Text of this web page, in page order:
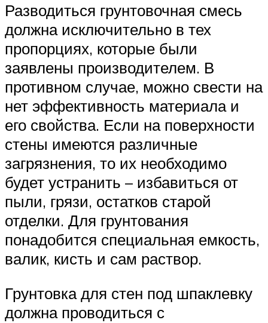
Разводиться грунтовочная смесь
должна исключительно в тех
пропорциях, которые были
заявлены производителем. В
противном случае, можно свести на
нет эффективность материала и
его свойства. Если на поверхности
стены имеются различные
загрязнения, то их необходимо
будет устранить – избавиться от
пыли, грязи, остатков старой
отделки. Для грунтования
понадобится специальная емкость,
валик, кисть и сам раствор.
Грунтовка для стен под шпаклевку
должна проводиться с